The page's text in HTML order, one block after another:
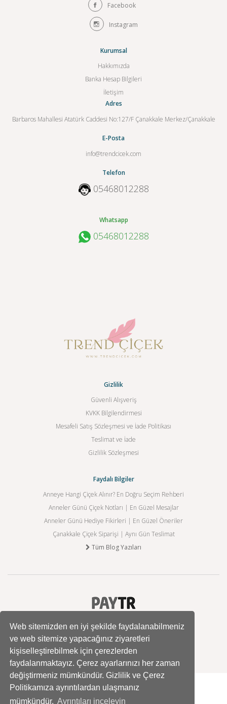
Web sitemizden en iyi şekilde faydalanabilmeniz
ve web sitemize yapacağınız ziyaretleri
kişiselleştirebilmek için çerezlerden
faydalanmaktayız. Çerez ayarlarınızı her zaman
değiştirmeniz mümkündür. Gizlilik ve Çerez
Politikamıza ayrıntılardan ulaşmanız
mümkündür. Ayrıntıları inceleyin
Facebook
Instagram
Kurumsal
Hakkımızda
Banka Hesap Bilgileri
İletişim
Adres
Barbaros Mahallesi Atatürk Caddesi No:127/F Çanakkale Merkez/Çanakkale
E-Posta
info@trendcicek.com
Telefon
05468012288
Whatsapp
05468012288
Gizlilik
Güvenli Alışveriş
KVKK Bilgilendirmesi
Mesafeli Satış Sözleşmesi ve İade Politikası
Teslimat ve İade
Gizlilik Sözleşmesi
Faydalı Bilgiler
Anneye Hangi Çiçek Alınır? En Doğru Seçim Rehberi
Anneler Günü Çiçek Notları | En Güzel Mesajlar
Anneler Günü Hediye Fikirleri | En Güzel Öneriler
Çanakkale Çiçek Siparişi | Aynı Gün Teslimat
Tüm Blog Yazıları